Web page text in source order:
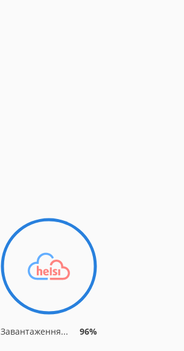
Завантаження... 96%